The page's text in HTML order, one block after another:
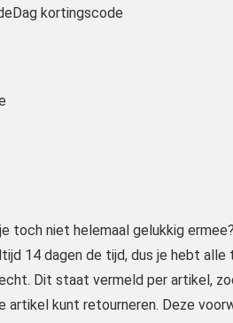
kortingscode
toch niet helemaal gelukkig
14 dagen de tijd, dus je hebt
Dit staat vermeld per artikel,
artikel kunt retourneren. Deze